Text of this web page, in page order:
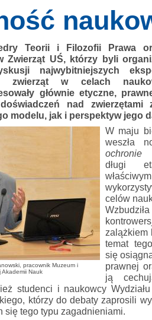
Teorii i Filozofii Prawa
Zwierząt UŚ, którzy byli
najwybitniejszych
zwierząt w celach
głównie etyczne,
nad
modelu, jak i perspektyw jego
pracownik Muzeum i
Akademii Nauk
W maju
weszła
ochronie
długi
celów
zalążkiem
temat
się
prawnej
ją
studenci i naukowcy
którzy do debaty zaprosili
się tego typu zagadnieniami.